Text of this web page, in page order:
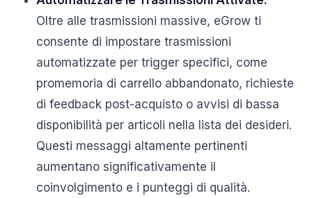
Oltre alle trasmissioni massive, eGrow ti
consente di impostare trasmissioni
automatizzate per trigger specifici, come
promemoria di carrello abbandonato, richieste
di feedback post-acquisto o avvisi di bassa
disponibilità per articoli nella lista dei desideri.
Questi messaggi altamente pertinenti
aumentano significativamente il
coinvolgimento e i punteggi di qualità.